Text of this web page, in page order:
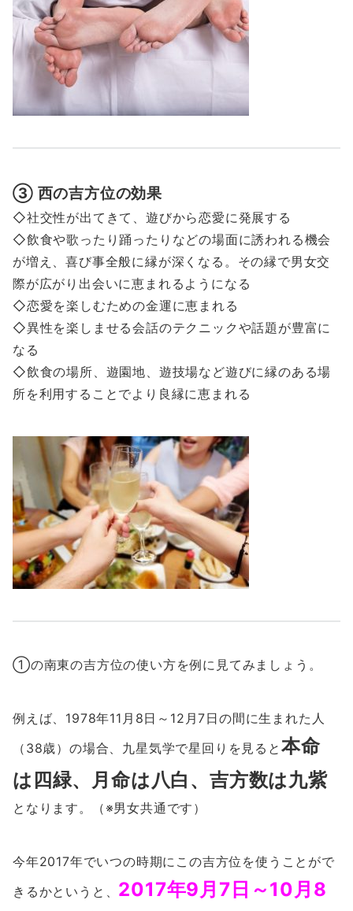
③ 西の吉方位の効果
◇社交性が出てきて、遊びから恋愛に発展する
◇飲食や歌ったり踊ったりなどの場面に誘われる機会
が増え、喜び事全般に縁が深くなる。その縁で男女交
際が広がり出会いに恵まれるようになる
◇恋愛を楽しむための金運に恵まれる
◇異性を楽しませる会話のテクニックや話題が豊富に
なる
◇飲食の場所、遊園地、遊技場など遊びに縁のある場
所を利用することでより良縁に恵まれる
①の南東の吉方位の使い方を例に見てみましょう。
例えば、1978年11月8日～12月7日の間に生まれた人
（38歳）の場合、九星気学で星回りを見ると 本命
は四緑、月命は八白、吉方数は九紫
となります。（※男女共通です）
今年2017年でいつの時期にこの吉方位を使うことがで
きるかというと、 2017年9月7日～10月8